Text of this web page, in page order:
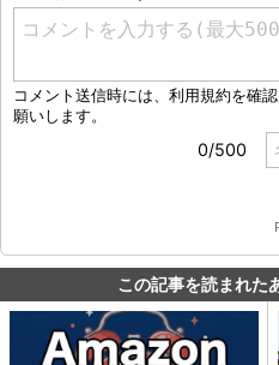
この記事を読まれた